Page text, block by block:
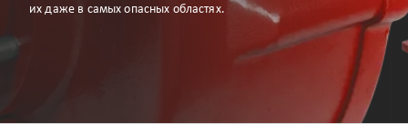
их даже в самых опасных областях.